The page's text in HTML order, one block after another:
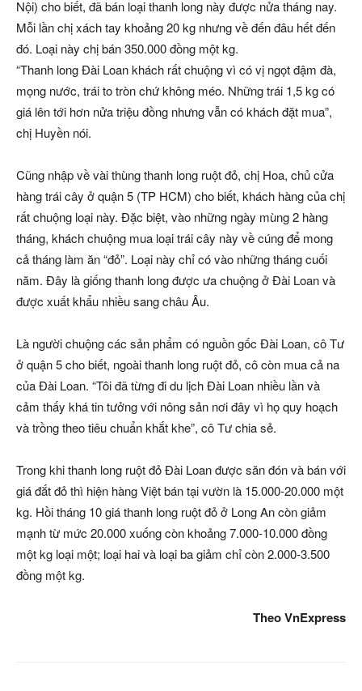
Nội) cho biết, đã bán loại thanh long này được nửa tháng nay.
Mỗi lần chị xách tay khoảng 20 kg nhưng về đến đâu hết đến
đó. Loại này chị bán 350.000 đồng một kg.
“Thanh long Đài Loan khách rất chuộng vì có vị ngọt đậm đà,
mọng nước, trái to tròn chứ không méo. Những trái 1,5 kg có
giá lên tới hơn nửa triệu đồng nhưng vẫn có khách đặt mua”,
chị Huyền nói.
Cũng nhập về vài thùng thanh long ruột đỏ, chị Hoa, chủ cửa
hàng trái cây ở quận 5 (TP HCM) cho biết, khách hàng của chị
rất chuộng loại này. Đặc biệt, vào những ngày mùng 2 hàng
tháng, khách chuộng mua loại trái cây này về cúng để mong
cả tháng làm ăn “đỏ”. Loại này chỉ có vào những tháng cuối
năm. Đây là giống thanh long được ưa chuộng ở Đài Loan và
được xuất khẩu nhiều sang châu Âu.
Là người chuộng các sản phẩm có nguồn gốc Đài Loan, cô Tư
ở quận 5 cho biết, ngoài thanh long ruột đỏ, cô còn mua cả na
của Đài Loan. “Tôi đã từng đi du lịch Đài Loan nhiều lần và
cảm thấy khá tin tưởng với nông sản nơi đây vì họ quy hoạch
và trồng theo tiêu chuẩn khắt khe”, cô Tư chia sẻ.
Trong khi thanh long ruột đỏ Đài Loan được săn đón và bán với
giá đắt đỏ thì hiện hàng Việt bán tại vườn là 15.000-20.000 một
kg. Hồi tháng 10 giá thanh long ruột đỏ ở Long An còn giảm
mạnh từ mức 20.000 xuống còn khoảng 7.000-10.000 đồng
một kg loại một; loại hai và loại ba giảm chỉ còn 2.000-3.500
đồng một kg.
Theo VnExpress